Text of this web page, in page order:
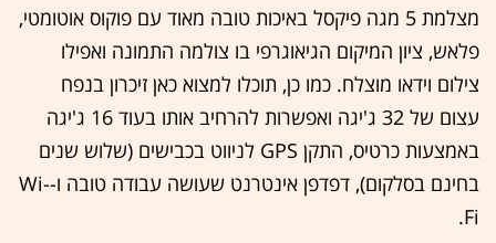
מצלמת 5 מגה פיקסל באיכות טובה מאוד עם פוקוס אוטומטי,
פלאש, ציון המיקום הגיאוגרפי בו צולמה התמונה ואפילו
צילום וידאו מוצלח. כמו כן, תוכלו למצוא כאן זיכרון בנפח
עצום של 32 ג'יגה ואפשרות להרחיב אותו בעוד 16 ג'יגה
באמצעות כרטיס, התקן GPS לניווט בכבישים (שלוש שנים
בחינם בסלקום), דפדפן אינטרנט שעושה עבודה טובה ו-Wi-
Fi.